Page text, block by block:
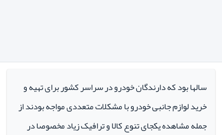
سالها بود که دارندگان خودرو در سراسر کشور برای تهیه و
خرید لوازم جانبی خودرو با مشکلات متعددی مواجه بودند از
جمله مشاهده یکجای تنوع کالا و ترافیک زیاد مخصوصا در